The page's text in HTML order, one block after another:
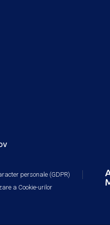
personale (GDPR)
a Cookie-urilor